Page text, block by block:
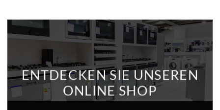
ENTDECKEN SIE UNSEREN
ONLINE SHOP
ANGEBOTE BIS ZU50%!